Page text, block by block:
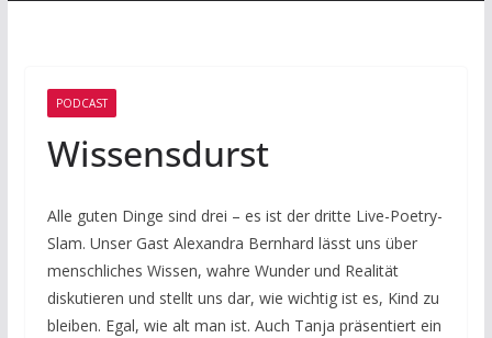
PODCAST
Wissensdurst
Alle guten Dinge sind drei – es ist der dritte Live-Poetry-
Slam. Unser Gast Alexandra Bernhard lässt uns über
menschliches Wissen, wahre Wunder und Realität
diskutieren und stellt uns dar, wie wichtig ist es, Kind zu
bleiben. Egal, wie alt man ist. Auch Tanja präsentiert ein